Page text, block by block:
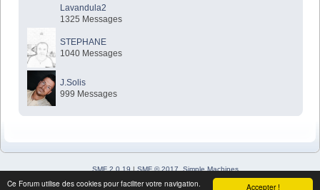
Accepter !
Ce Forum utilise des cookies pour faciliter votre navigation.
Lavandula2
1325 Messages
STEPHANE
1040 Messages
J.Solis
999 Messages
SMF 2.0.19 | SMF © 2017
Simple Machines
Simple Audio Video Embedder